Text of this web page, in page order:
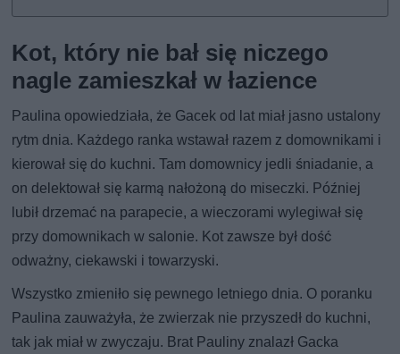
Kot, który nie bał się niczego
nagle zamieszkał w łazience
Paulina opowiedziała, że Gacek od lat miał jasno ustalony
rytm dnia. Każdego ranka wstawał razem z domownikami i
kierował się do kuchni. Tam domownicy jedli śniadanie, a
on delektował się karmą nałożoną do miseczki. Później
lubił drzemać na parapecie, a wieczorami wylegiwał się
przy domownikach w salonie. Kot zawsze był dość
odważny, ciekawski i towarzyski.
Wszystko zmieniło się pewnego letniego dnia. O poranku
Paulina zauważyła, że zwierzak nie przyszedł do kuchni,
tak jak miał w zwyczaju. Brat Pauliny znalazł Gacka